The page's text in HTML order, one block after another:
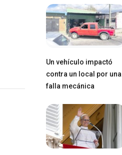
Un vehículo impactó
contra un local por una
falla mecánica